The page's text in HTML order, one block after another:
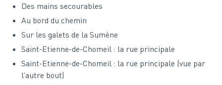
Des mains secourables
Au bord du chemin
Sur les galets de la Sumène
Saint-Etienne-de-Chomeil : la rue principale
Saint-Etienne-de-Chomeil : la rue principale (vue par
l’autre bout)